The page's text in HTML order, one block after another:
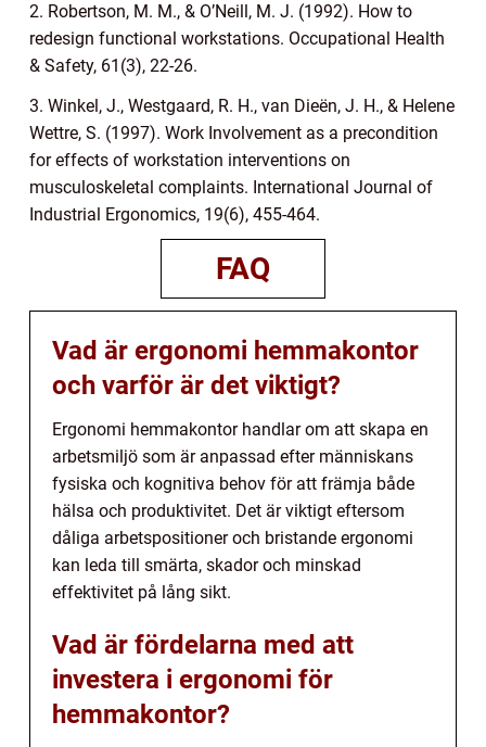
2. Robertson, M. M., & O’Neill, M. J. (1992). How to
redesign functional workstations. Occupational Health
& Safety, 61(3), 22-26.
3. Winkel, J., Westgaard, R. H., van Dieën, J. H., & Helene
Wettre, S. (1997). Work Involvement as a precondition
for effects of workstation interventions on
musculoskeletal complaints. International Journal of
Industrial Ergonomics, 19(6), 455-464.
FAQ
Vad är ergonomi hemmakontor
och varför är det viktigt?
Ergonomi hemmakontor handlar om att skapa en
arbetsmiljö som är anpassad efter människans
fysiska och kognitiva behov för att främja både
hälsa och produktivitet. Det är viktigt eftersom
dåliga arbetspositioner och bristande ergonomi
kan leda till smärta, skador och minskad
effektivitet på lång sikt.
Vad är fördelarna med att
investera i ergonomi för
hemmakontor?